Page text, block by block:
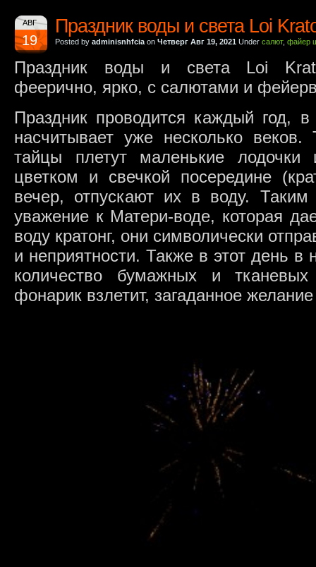
АВГ
19
Праздник воды и света Loi
Posted by adminisnhfcia on Четверг Авг 19, 2021 Under салют, файер
Праздник воды и света Loi
феерично, ярко, с салютами и
Праздник проводится каждый год,
насчитывает уже несколько
тайцы плетут маленькие
цветком и свечкой посередине
вечер, отпускают их в воду.
уважение к Матери-воде, которая
воду кратонг, они символически
и неприятности. Также в этот день в
количество бумажных и
фонарик взлетит, загаданное